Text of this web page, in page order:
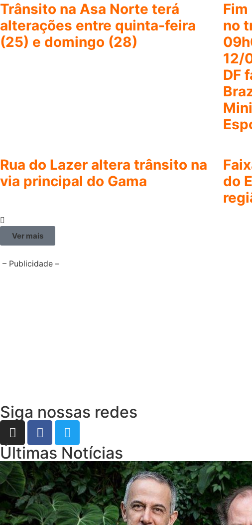
Trânsito na Asa Norte terá
alterações entre quinta-feira
(25) e domingo (28)
no
12/
DF
Rua do Lazer altera trânsito na
via principal do Gama
do
Ver mais
– Publicidade –
Siga nossas redes
Últimas Notícias